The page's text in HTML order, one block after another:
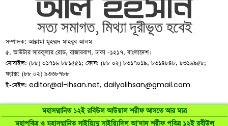
মহাসম্মানিত ১২ই রবিউল আউয়াল শরীফ আসতে আর মাত্র
মহাপবিত্র ও মহাসম্মানিত সাইয়্যিদু সাইয়্যিদিল আ’দাদ শরীফ পবিত্র ১২ই রবীউল
সম্পাদক: আল্লামা মুহম্মদ মাহবুব আলম
৫, আউটার সারকুলার রোড, রাজারবাগ, ঢাকা -১২১৭, বাংলাদেশ।
মোবাইল: (৮৮) ০১৭১৬ ৮৮১৫৫১; ফোন: (৮৮ ০২) ৮৩১৭০১৯, ৮৩১৪৮৪৮, ৮৩১৬৯৫৮;
ফ্যাক্স: (৮৮ ০২) ৯৩৩৮৭৮৮
ই-মেইল:editor@al-ihsan.net,dailyalihsan@gmail.com